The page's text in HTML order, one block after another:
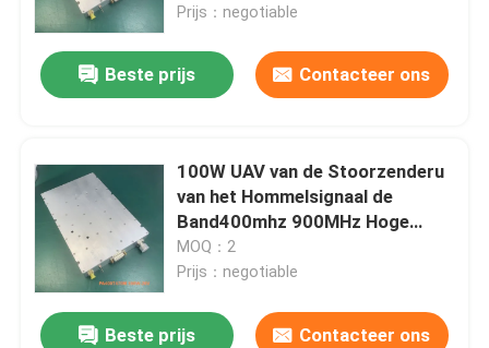
Prijs：negotiable
Beste prijs Contacteer ons
100W UAV van de Stoorzenderu
van het Hommelsignaal de
Band400mhz 900MHz Hoge
Macht
MOQ：2
Prijs：negotiable
Beste prijs Contacteer ons